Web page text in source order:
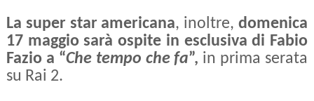
La super star americana, inoltre,domenica
17 maggio sarà ospite in esclusiva di Fabio
Fazio a “Che tempo che fa”, in prima serata
su Rai 2.